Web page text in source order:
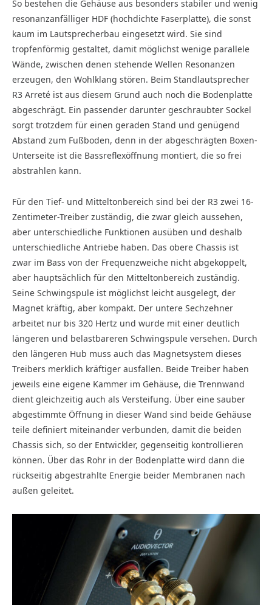
So bestehen die Gehäuse aus besonders stabiler und wenig
resonanzanfälliger HDF (hochdichte Faserplatte), die sonst
kaum im Lautsprecherbau eingesetzt wird. Sie sind
tropfenförmig gestaltet, damit möglichst wenige parallele
Wände, zwischen denen stehende Wellen Resonanzen
erzeugen, den Wohlklang stören. Beim Standlautsprecher
R3 Arreté ist aus diesem Grund auch noch die Bodenplatte
abgeschrägt. Ein passender darunter geschraubter Sockel
sorgt trotzdem für einen geraden Stand und genügend
Abstand zum Fußboden, denn in der abgeschrägten Boxen-
Unterseite ist die Bassreflexöffnung montiert, die so frei
abstrahlen kann.
Für den Tief- und Mitteltonbereich sind bei der R3 zwei 16-
Zentimeter-Treiber zuständig, die zwar gleich aussehen,
aber unterschiedliche Funktionen ausüben und deshalb
unterschiedliche Antriebe haben. Das obere Chassis ist
zwar im Bass von der Frequenzweiche nicht abgekoppelt,
aber hauptsächlich für den Mitteltonbereich zuständig.
Seine Schwingspule ist möglichst leicht ausgelegt, der
Magnet kräftig, aber kompakt. Der untere Sechzehner
arbeitet nur bis 320 Hertz und wurde mit einer deutlich
längeren und belastbareren Schwingspule versehen. Durch
den längeren Hub muss auch das Magnetsystem dieses
Treibers merklich kräftiger ausfallen. Beide Treiber haben
jeweils eine eigene Kammer im Gehäuse, die Trennwand
dient gleichzeitig auch als Versteifung. Über eine sauber
abgestimmte Öffnung in dieser Wand sind beide Gehäuse
teile definiert miteinander verbunden, damit die beiden
Chassis sich, so der Entwickler, gegenseitig kontrollieren
können. Über das Rohr in der Bodenplatte wird dann die
rückseitig abgestrahlte Energie beider Membranen nach
außen geleitet.